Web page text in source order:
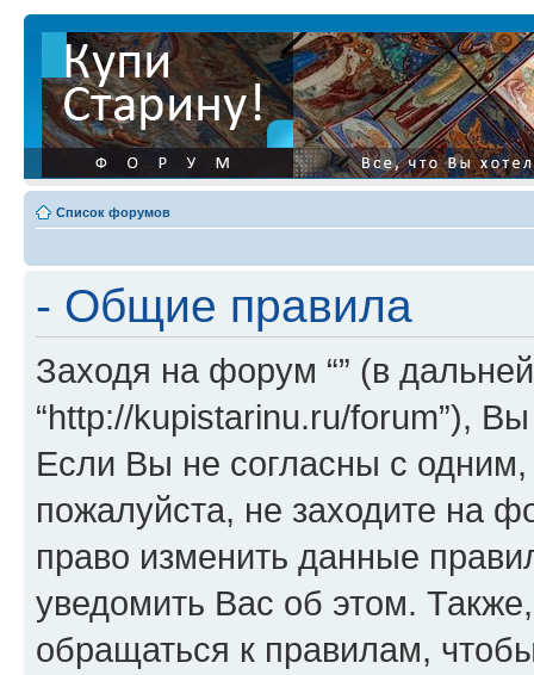
Список форумов
- Общие правила
Заходя на форум “” (в
“http://kupistarinu.ru/forum”),
Если Вы не согласны с
пожалуйста, не заходите на
право изменить данные
уведомить Вас об этом.
обращаться к правилам,